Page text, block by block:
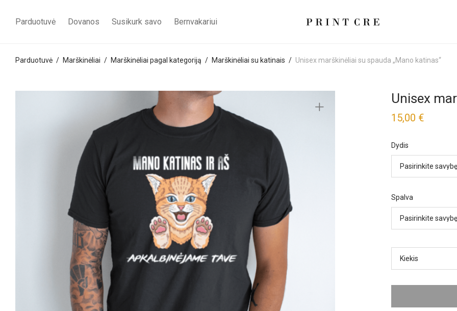
Parduotuvė Dovanos Susikurk savo Bernvakariui
Parduotuvė / Marškinėliai / Marškinėliai pagal kategoriją / Marškinėliai su katinais / Unisex marškinėliai su spauda „Mano katinas“
Unisex
15,00 €
Dydis
Spalva
Kiekis